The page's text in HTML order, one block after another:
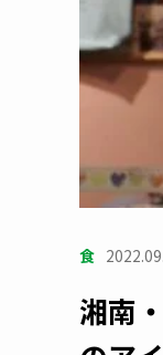
食
湘南